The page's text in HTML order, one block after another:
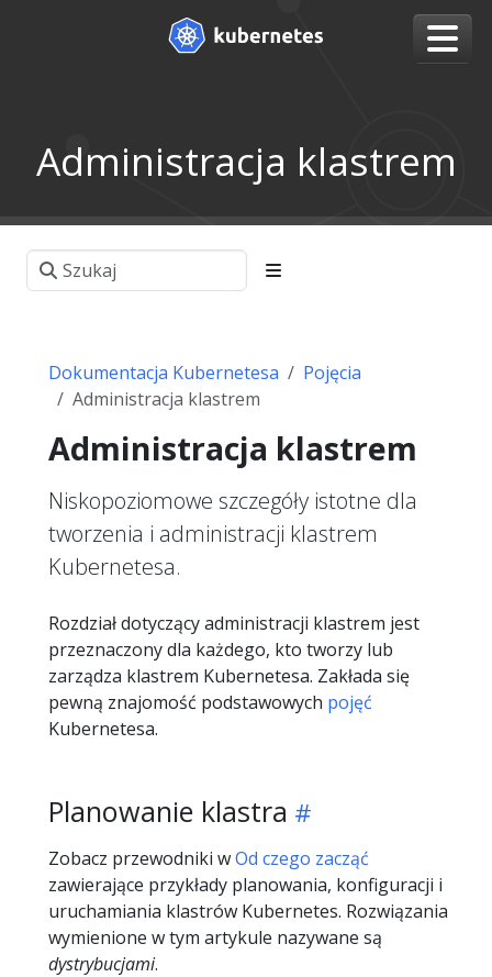
Administracja klastrem
Dokumentacja Kubernetesa
Pojęcia
Administracja klastrem
Administracja klastrem
Niskopoziomowe szczegóły istotne dla
tworzenia i administracji klastrem
Kubernetesa.
Rozdział dotyczący administracji klastrem jest
przeznaczony dla każdego, kto tworzy lub
zarządza klastrem Kubernetesa. Zakłada się
pewną znajomość podstawowych pojęć
Kubernetesa.
Planowanie klastra
Zobacz przewodniki wOd czego zacząć
zawierające przykłady planowania, konfiguracji i
uruchamiania klastrów Kubernetes. Rozwiązania
wymienione w tym artykule nazywane są
dystrybucjami.